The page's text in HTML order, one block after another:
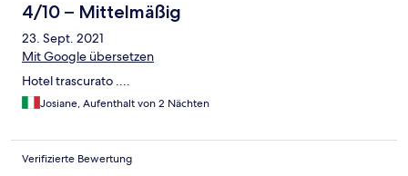
4/10 – Mittelmäßig
23. Sept. 2021
Mit Google übersetzen
Hotel trascurato ....
Josiane, Aufenthalt von 2 Nächten
Verifizierte Bewertung